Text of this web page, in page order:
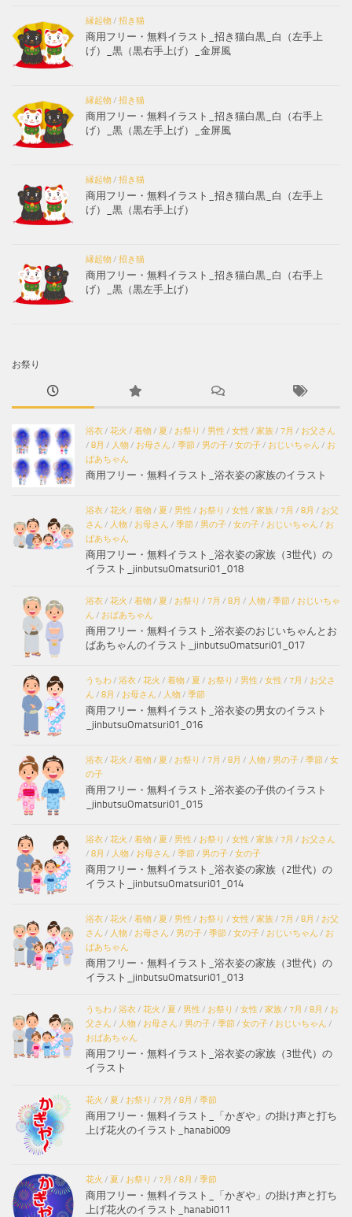
縁起物/ 招き猫
商用フリー・無料イラスト_招き猫白黒_白（左手上
げ）_黒（黒右手上げ）_金屏風
縁起物/ 招き猫
商用フリー・無料イラスト_招き猫白黒_白（右手上
げ）_黒（黒左手上げ）_金屏風
縁起物/ 招き猫
商用フリー・無料イラスト_招き猫白黒_白（左手上
げ）_黒（黒右手上げ）
縁起物/ 招き猫
商用フリー・無料イラスト_招き猫白黒_白（右手上
げ）_黒（黒左手上げ）
お祭り
浴衣/ 花火 / 着物/ 夏 / お祭り / 男性 / 女性 / 家族/ 7月 / お父さん
/ 8月 / 人物/ お母さん / 季節/ 男の子/ 女の子/ おじいちゃん / お
ばあちゃん
商用フリー・無料イラスト_浴衣姿の家族のイラスト
浴衣/ 花火 / 着物/ 夏 / 男性 / お祭り / 女性 / 家族/ 7月 / 8月 / お父
さん / 人物/ お母さん / 季節/ 男の子/ 女の子/ おじいちゃん / お
ばあちゃん
商用フリー・無料イラスト_浴衣姿の家族（3世代）の
イラスト_jinbutsuOmatsuri01_018
浴衣/ 花火 / 着物/ 夏 / お祭り / 7月 / 8月 / 人物/ 季節/ おじいちゃ
ん / おばあちゃん
商用フリー・無料イラスト_浴衣姿のおじいちゃんとお
ばあちゃんのイラスト_jinbutsuOmatsuri01_017
うちわ/ 浴衣/ 花火 / 着物/ 夏 / お祭り / 男性 / 女性 / 7月 / お父さ
ん / 8月 / お母さん / 人物/ 季節
商用フリー・無料イラスト_浴衣姿の男女のイラスト
_jinbutsuOmatsuri01_016
浴衣/ 花火 / 着物/ 夏 / お祭り / 7月 / 8月 / 人物/ 男の子/ 季節/ 女
の子
商用フリー・無料イラスト_浴衣姿の子供のイラスト
_jinbutsuOmatsuri01_015
浴衣/ 花火 / 着物/ 夏 / 男性 / お祭り / 女性 / 家族/ 7月 / お父さん
/ 8月 / 人物/ お母さん / 季節/ 男の子/ 女の子
商用フリー・無料イラスト_浴衣姿の家族（2世代）の
イラスト_jinbutsuOmatsuri01_014
浴衣/ 花火 / 着物/ 夏 / 男性 / お祭り / 女性 / 家族/ 7月 / 8月 / お父
さん / 人物/ お母さん / 男の子/ 季節/ 女の子/ おじいちゃん / お
ばあちゃん
商用フリー・無料イラスト_浴衣姿の家族（3世代）の
イラスト_jinbutsuOmatsuri01_013
うちわ/ 浴衣/ 花火 / 夏 / 男性 / お祭り / 女性 / 家族/ 7月 / 8月 / お
父さん / 人物/ お母さん / 男の子/ 季節/ 女の子/ おじいちゃん /
おばあちゃん
商用フリー・無料イラスト_浴衣姿の家族（3世代）の
イラスト
花火 / 夏 / お祭り / 7月 / 8月 / 季節
商用フリー・無料イラスト_「かぎや」の掛け声と打ち
上げ花火のイラスト_hanabi009
花火 / 夏 / お祭り / 7月 / 8月 / 季節
商用フリー・無料イラスト_「かぎや」の掛け声と打ち
上げ花火のイラスト_hanabi011